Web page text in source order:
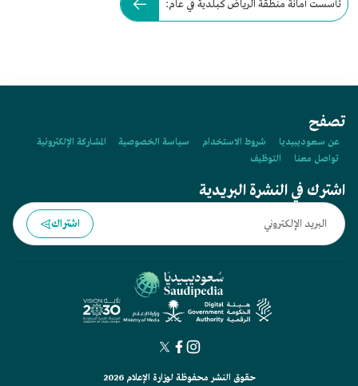
تأسست أمانة منطقة الرياض كبلدية في عام:
تصفح
عن سعوديبيديا شروط الاستخدام سياسة الخصوصية
المشاركة الإلكترونية
تواصل معنا
التوظيف
اشترك في النشرة البريدية
اشتراك
حقوق النشر محفوظة لوزارة الإعلام 2026